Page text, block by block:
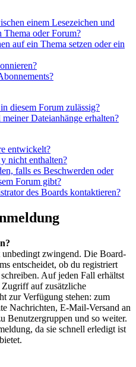
einem Lesezeichen und
Thema oder Forum?
auf ein Thema setzen oder ein
diesem Forum zulässig?
Dateianhänge erhalten?
entwickelt?
nicht enthalten?
falls es Beschwerden oder
Forum gibt?
des Boards kontaktieren?
zwingend. Die Board-
entscheidet, ob du registriert
Auf jeden Fall erhältst
auf zusätzliche
zur Verfügung stehen: zum
Nachrichten, E-Mail-Versand an
Benutzergruppen und so weiter.
da sie schnell erledigt ist